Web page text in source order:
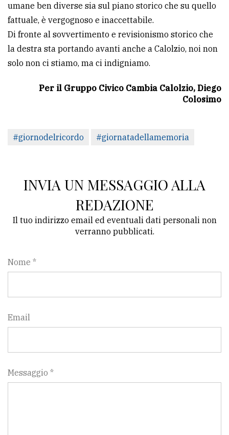
umane ben diverse sia sul piano storico che su quello
fattuale, è vergognoso e inaccettabile.
Di fronte al sovvertimento e revisionismo storico che
la destra sta portando avanti anche a Calolzio, noi non
solo non ci stiamo, ma ci indigniamo.
Per il Gruppo Civico Cambia Calolzio, Diego
Colosimo
#giornodelricordo #giornatadellamemoria
INVIA UN MESSAGGIO ALLA
REDAZIONE
Il tuo indirizzo email ed eventuali dati personali non
verranno pubblicati.
Nome *
Email
Messaggio *